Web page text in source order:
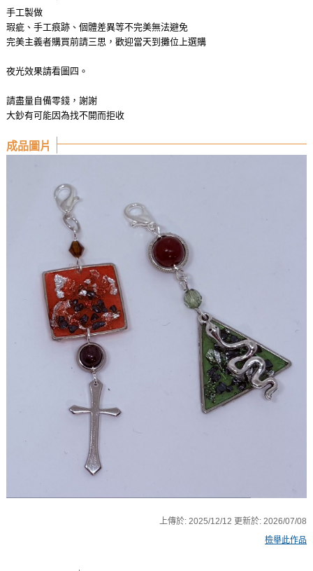
手工製做
瑕疵、手工痕跡、個體差異等不完美無法避免
完美主義者購買前請三思，歡迎當天到攤位上選購
夜光效果請看圖四。
請盡量自備零錢，謝謝
大鈔有可能因為找不開而拒收
成品圖片
上傳於: 2025/12/12 更新於: 2026/07/08
檢舉此作品